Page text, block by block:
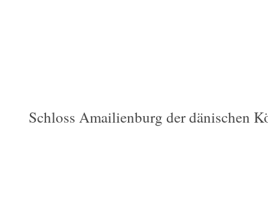
Schloss Amailienburg der dänischen